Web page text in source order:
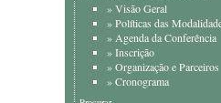
»Visão Geral
»Políticas das
»Agenda da Conferência
»Inscrição
»Organização e Parceiros
»Cronograma